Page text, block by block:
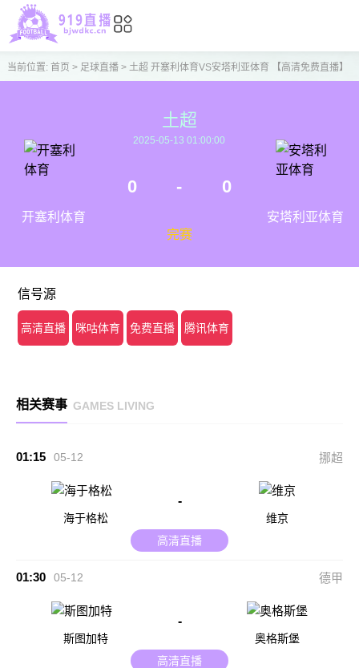
当前位置: 首页 > 足球直播> 土超 开塞利体育VS安塔利亚体育 【高清免费直播】
开塞利体育
土超
2025-05-13 01:00:00
0 - 0
完赛
安塔利亚体育
信号源
高清直播 咪咕体育 免费直播 腾讯体育
相关赛事 GAMES LIVING
01:15 05-12 挪超
海于格松
-
维京
高清直播
01:30 05-12 德甲
斯图加特
-
奥格斯堡
高清直播